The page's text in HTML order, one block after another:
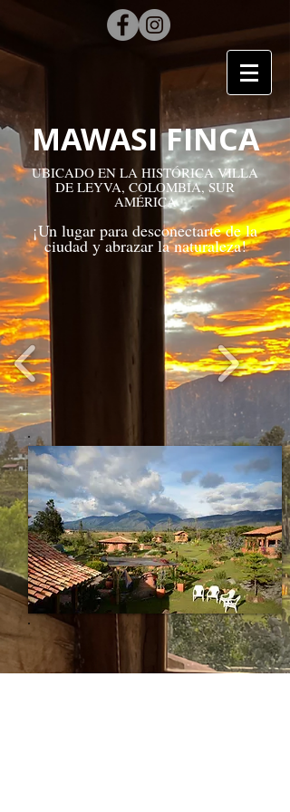
MAWASI FINCA
UBICADO EN LA HISTÓRICA VILLA
DE LEYVA, COLOMBIA, SUR
AMÉRICA
¡Un lugar para desconectarte de la
ciudad y abrazar la naturaleza!